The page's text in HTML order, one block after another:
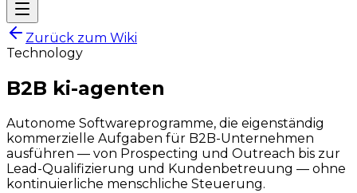
Zurück zum Wiki
Technology
B2B ki-agenten
Autonome Softwareprogramme, die eigenständig
kommerzielle Aufgaben für B2B-Unternehmen
ausführen — von Prospecting und Outreach bis zur
Lead-Qualifizierung und Kundenbetreuung — ohne
kontinuierliche menschliche Steuerung.